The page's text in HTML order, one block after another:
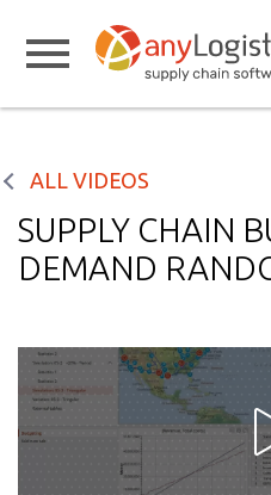
ALL VIDEOS
SUPPLY CHAIN
DEMAND